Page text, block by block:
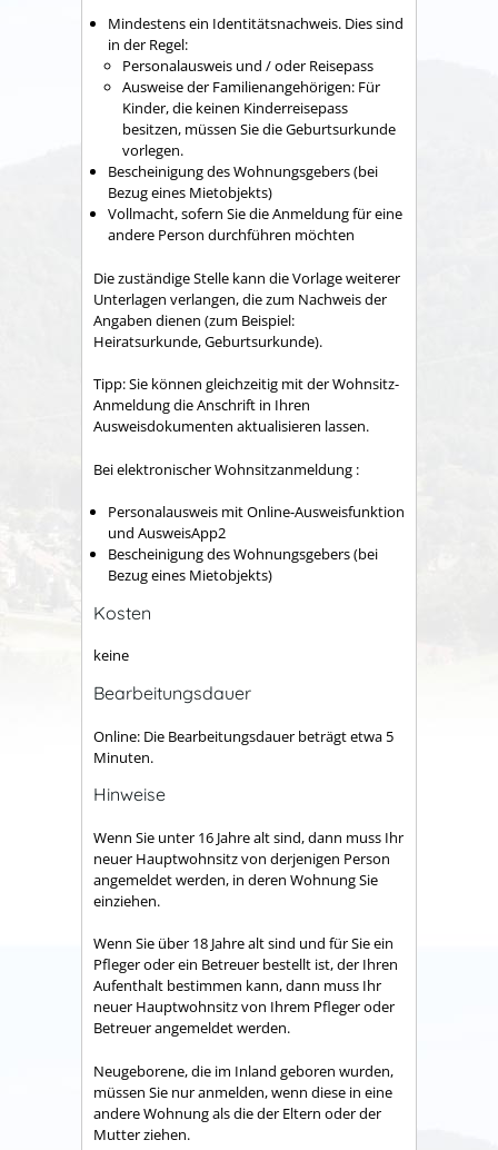
Mindestens ein Identitätsnachweis. Dies sind
in der Regel:
Personalausweis und / oder Reisepass
Ausweise der Familienangehörigen: Für
Kinder, die keinen Kinderreisepass
besitzen, müssen Sie die Geburtsurkunde
vorlegen.
Bescheinigung des Wohnungsgebers (bei
Bezug eines Mietobjekts)
Vollmacht, sofern Sie die Anmeldung für eine
andere Person durchführen möchten
Die zuständige Stelle kann die Vorlage weiterer
Unterlagen verlangen, die zum Nachweis der
Angaben dienen (zum Beispiel:
Heiratsurkunde, Geburtsurkunde).
Tipp:Sie können gleichzeitig mit der Wohnsitz-
Anmeldung die Anschrift in Ihren
Ausweisdokumenten aktualisieren lassen.
Bei elektronischer Wohnsitzanmeldung :
Personalausweis mit Online-Ausweisfunktion
und AusweisApp2
Bescheinigung des Wohnungsgebers (bei
Bezug eines Mietobjekts)
Kosten
keine
Bearbeitungsdauer
Online: Die Bearbeitungsdauer beträgt etwa 5
Minuten.
Hinweise
Wenn Sie unter 16 Jahre alt sind, dann muss Ihr
neuer Hauptwohnsitz von derjenigen Person
angemeldet werden, in deren Wohnung Sie
einziehen.
Wenn Sie über 18 Jahre alt sind und für Sie ein
Pfleger oder ein Betreuer bestellt ist, der Ihren
Aufenthalt bestimmen kann, dann muss Ihr
neuer Hauptwohnsitz von Ihrem Pfleger oder
Betreuer angemeldet werden.
Neugeborene, die im Inland geboren wurden,
müssen Sie nur anmelden, wenn diese in eine
andere Wohnung als die der Eltern oder der
Mutter ziehen.